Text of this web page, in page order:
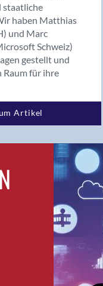
staatliche
haben Matthias
und Marc
Schweiz)
gestellt und
Raum für ihre
Artikel